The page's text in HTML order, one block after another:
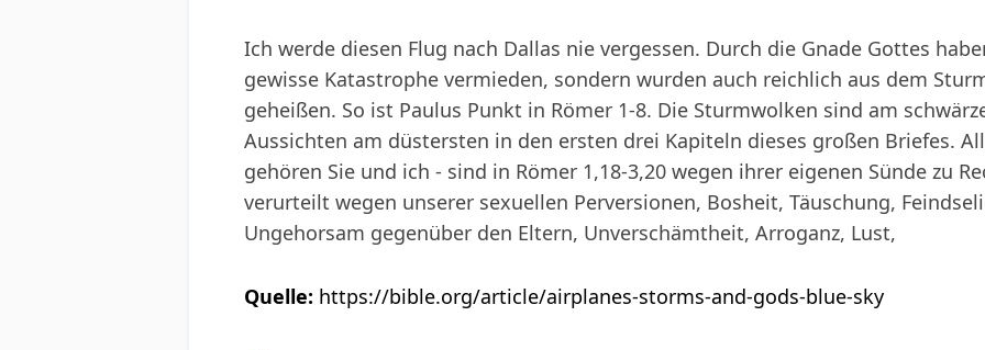
Ich werde diesen Flug nach Dallas nie vergessen. Durch die Gnade Gottes
gewisse Katastrophe vermieden, sondern wurden auch reichlich aus dem
geheißen. So ist Paulus Punkt in Römer 1-8. Die Sturmwolken sind am
Aussichten am düstersten in den ersten drei Kapiteln dieses großen Briefes.
gehören Sie und ich - sind in Römer 1,18-3,20 wegen ihrer eigenen Sünde zu
verurteilt wegen unserer sexuellen Perversionen, Bosheit, Täuschung,
Ungehorsam gegenüber den Eltern, Unverschämtheit, Arroganz, Lust,
Quelle: https://bible.org/article/airplanes-storms-and-gods-blue-sky